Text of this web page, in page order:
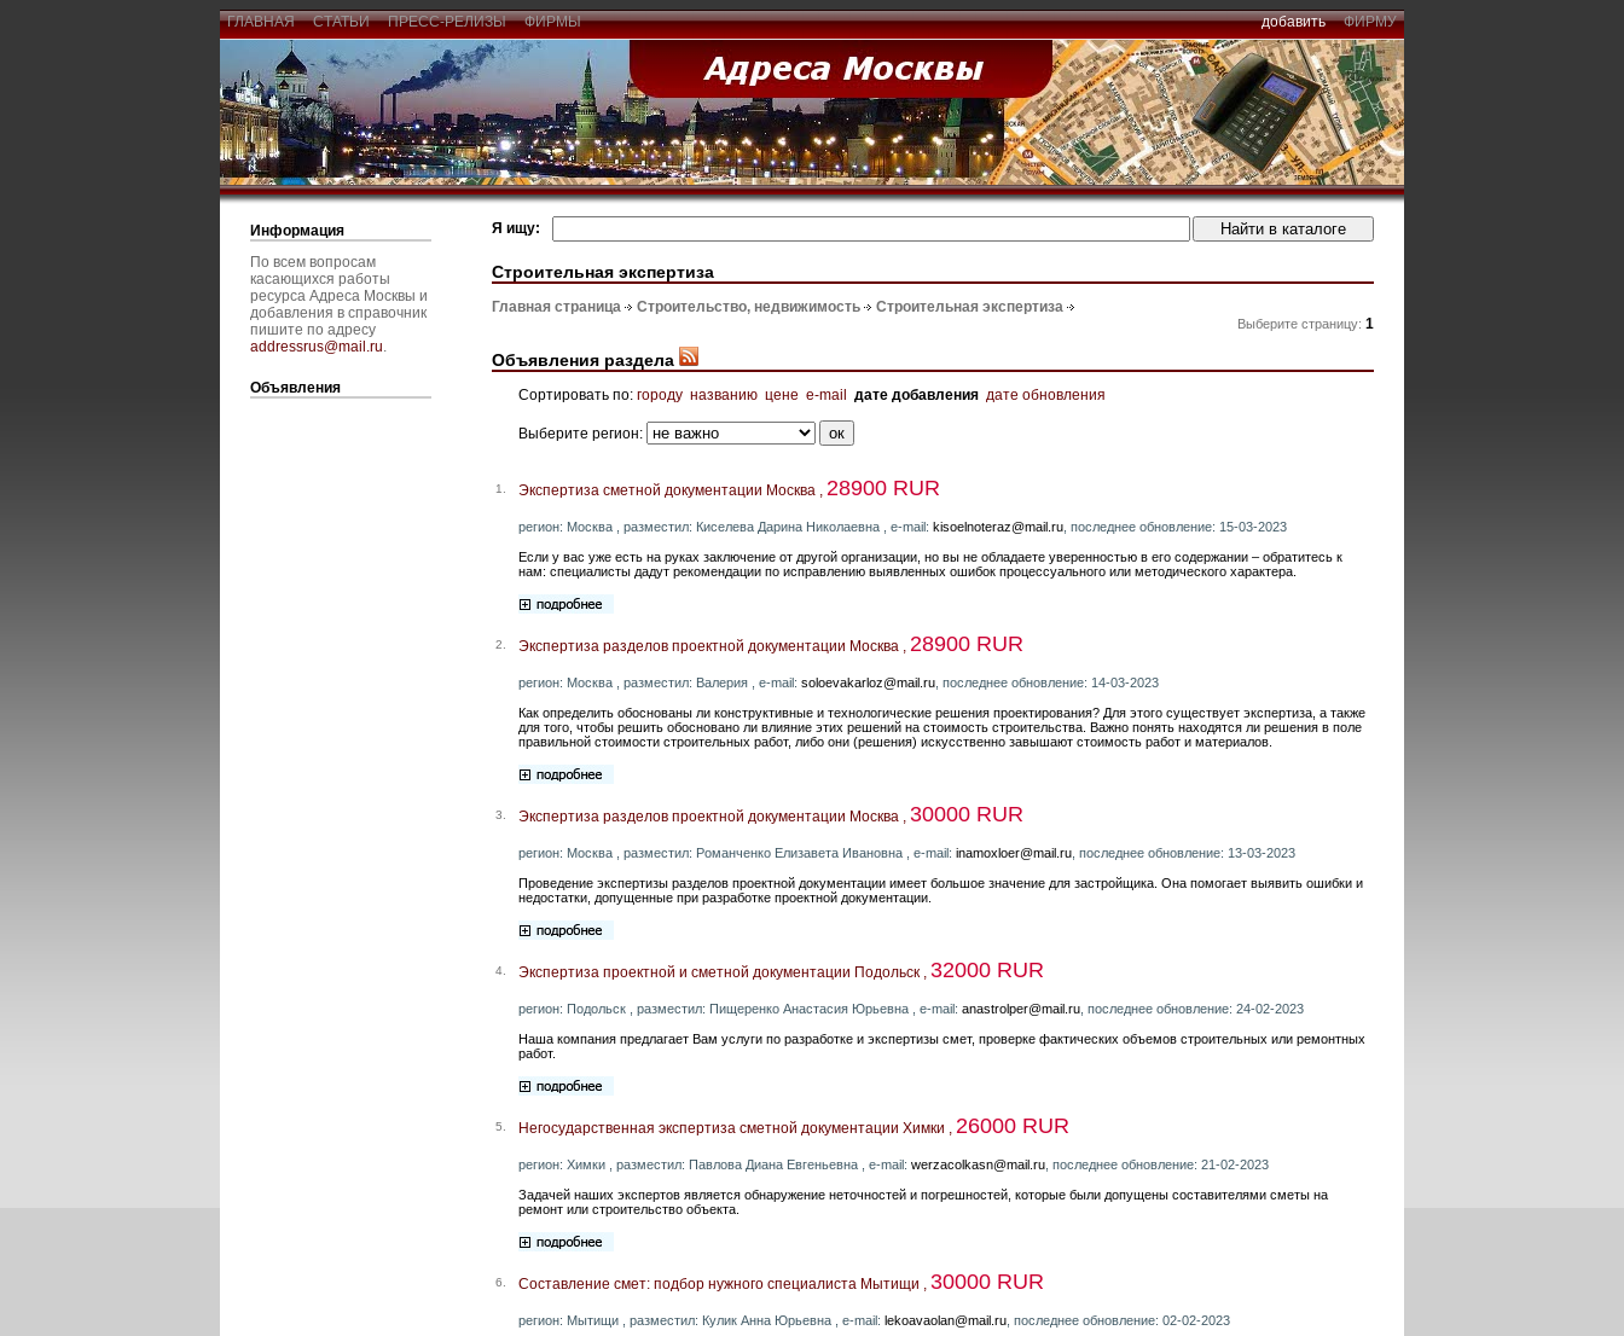
ГЛАВНАЯ СТАТЬИ ПРЕСС-РЕЛИЗЫ ФИРМЫ добавить ФИРМУ
Информация
По всем вопросам
касающихся работы
ресурса Адреса Москвы и
добавления в справочник
пишите по адресу
addressrus@mail.ru.
Объявления
Я ищу:
Строительная экспертиза
Главная страница Строительство, недвижимость Строительная экспертиза
Выберите страницу: 1
Объявления раздела
Сортировать по: городу названию цене e-mail дате добавления дате обновления
Выберите регион:
1. Экспертиза сметной документации Москва , 28900 RUR
регион: Москва , разместил: Киселева Дарина Николаевна , e-mail: kisoelnoteraz@mail.ru , последнее обновление: 15-03-2023
Если у вас уже есть на руках заключение от другой организации, но вы не обладаете уверенностью в его содержании – обратитесь к
нам: специалисты дадут рекомендации по исправлению выявленных ошибок процессуального или методического характера.
2. Экспертиза разделов проектной документации Москва , 28900 RUR
регион: Москва , разместил: Валерия , e-mail: soloevakarloz@mail.ru , последнее обновление: 14-03-2023
Как определить обоснованы ли конструктивные и технологические решения проектирования? Для этого существует экспертиза, а также
для того, чтобы решить обосновано ли влияние этих решений на стоимость строительства. Важно понять находятся ли решения в поле
правильной стоимости строительных работ, либо они (решения) искусственно завышают стоимость работ и материалов.
3. Экспертиза разделов проектной документации Москва , 30000 RUR
регион: Москва , разместил: Романченко Елизавета Ивановна , e-mail: inamoxloer@mail.ru , последнее обновление: 13-03-2023
Проведение экспертизы разделов проектной документации имеет большое значение для застройщика. Она помогает выявить ошибки и
недостатки, допущенные при разработке проектной документации.
4. Экспертиза проектной и сметной документации Подольск , 32000 RUR
регион: Подольск , разместил: Пищеренко Анастасия Юрьевна , e-mail: anastrolper@mail.ru , последнее обновление: 24-02-2023
Наша компания предлагает Вам услуги по разработке и экспертизы смет, проверке фактических объемов строительных или ремонтных
работ.
5. Негосударственная экспертиза сметной документации Химки , 26000 RUR
регион: Химки , разместил: Павлова Диана Евгеньевна , e-mail: werzacolkasn@mail.ru , последнее обновление: 21-02-2023
Задачей наших экспертов является обнаружение неточностей и погрешностей, которые были допущены составителями сметы на
ремонт или строительство объекта.
6. Составление смет: подбор нужного специалиста Мытищи , 30000 RUR
регион: Мытищи , разместил: Кулик Анна Юрьевна , e-mail: lekoavaolan@mail.ru , последнее обновление: 02-02-2023